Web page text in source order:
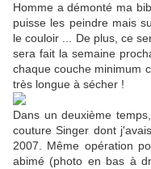
Homme a démonté ma
puisse les peindre mais
le couloir ... De plus, ce
sera fait la semaine
chaque couche minimum
très longue à sécher !
Dans un deuxième
couture Singer dont
2007. Même opération
abimé (photo en bas à